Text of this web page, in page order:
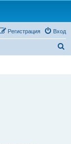
Вход
Регистрация